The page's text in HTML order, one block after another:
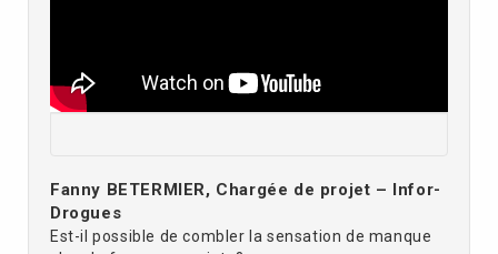
Fanny BETERMIER, Chargée de projet – Infor-
Drogues
Est-il possible de combler la sensation de manque